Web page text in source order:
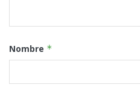
Nombre *